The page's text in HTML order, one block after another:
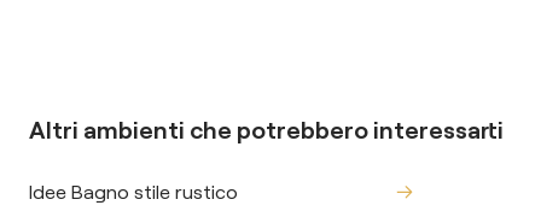
Altri ambienti che potrebbero interessarti
Idee Bagno stile rustico